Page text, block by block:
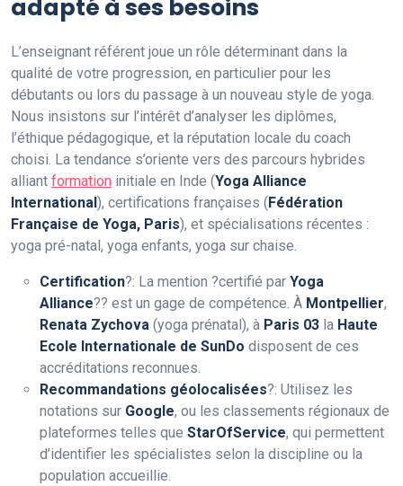
adapté à ses besoins
L’enseignant référent joue un rôle déterminant dans la
qualité de votre progression, en particulier pour les
débutants ou lors du passage à un nouveau style de yoga.
Nous insistons sur l’intérêt d’analyser les diplômes,
l’éthique pédagogique, et la réputation locale du coach
choisi. La tendance s’oriente vers des parcours hybrides
alliant formation initiale en Inde (Yoga Alliance
International ), certifications françaises ( Fédération
Française de Yoga, Paris), et spécialisations récentes :
yoga pré-natal, yoga enfants, yoga sur chaise.
Certification?: La mention ?certifié par Yoga
Alliance?? est un gage de compétence. À Montpellier,
Renata Zychova (yoga prénatal), à Paris 03 la Haute
Ecole Internationale de SunDo disposent de ces
accréditations reconnues.
Recommandations géolocalisées?: Utilisez les
notations sur Google, ou les classements régionaux de
plateformes telles que StarOfService, qui permettent
d’identifier les spécialistes selon la discipline ou la
population accueillie.